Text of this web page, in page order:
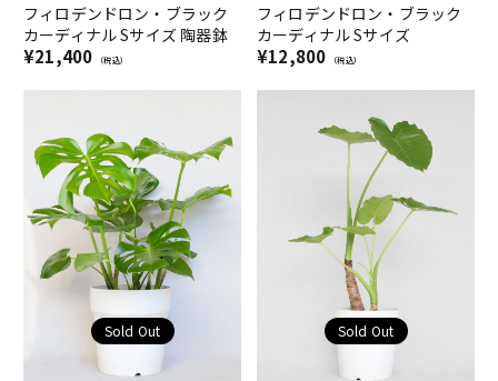
フィロデンドロン・ブラック
カーディナル Sサイズ 陶器鉢
¥21,400 （税込）
フィロデンドロン・ブラック
カーディナル Sサイズ
¥12,800 （税込）
Sold Out Sold Out